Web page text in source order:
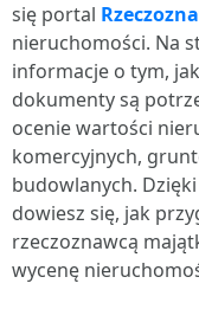
się portal
nieruchomości. Na
informacje o tym,
dokumenty są
ocenie wartości
komercyjnych,
budowlanych.
dowiesz się, jak
rzeczoznawcą
wycenę